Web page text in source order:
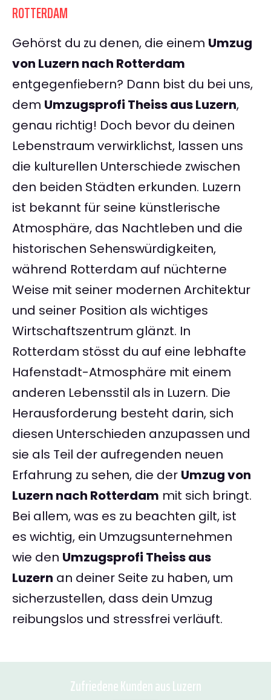
ROTTERDAM
Gehörst du zu denen, die einem Umzug
von Luzern nach Rotterdam
entgegenfiebern? Dann bist du bei uns,
dem Umzugsprofi Theiss aus Luzern,
genau richtig! Doch bevor du deinen
Lebenstraum verwirklichst, lassen uns
die kulturellen Unterschiede zwischen
den beiden Städten erkunden. Luzern
ist bekannt für seine künstlerische
Atmosphäre, das Nachtleben und die
historischen Sehenswürdigkeiten,
während Rotterdam auf nüchterne
Weise mit seiner modernen Architektur
und seiner Position als wichtiges
Wirtschaftszentrum glänzt. In
Rotterdam stösst du auf eine lebhafte
Hafenstadt-Atmosphäre mit einem
anderen Lebensstil als in Luzern. Die
Herausforderung besteht darin, sich
diesen Unterschieden anzupassen und
sie als Teil der aufregenden neuen
Erfahrung zu sehen, die der Umzug von
Luzern nach Rotterdam mit sich bringt.
Bei allem, was es zu beachten gilt, ist
es wichtig, ein Umzugsunternehmen
wie den Umzugsprofi Theiss aus
Luzern an deiner Seite zu haben, um
sicherzustellen, dass dein Umzug
reibungslos und stressfrei verläuft.
Zufriedene Kunden aus Luzern